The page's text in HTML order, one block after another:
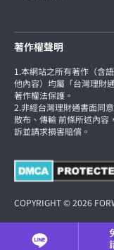
著作權聲明
1.本網站之所有著作（含
他內容）均屬「台灣理財
著作權法保護。
2.非經台灣理財通書面同
散布、傳輸 前條所述內容
訴並請求損害賠償。
COPYRIGHT © 2026